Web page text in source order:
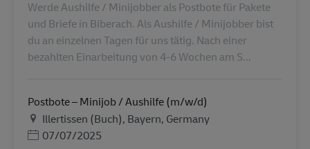
Werde Aushilfe / Minijobber als Postbote für Pakete
und Briefe in Biberach. Als Aushilfe / Minijobber bist
du an einzelnen Tagen für uns tätig. Nach einer
bezahlten Einarbeitung von 4-6 Wochen am S...
Postbote – Minijob / Aushilfe (m/w/d)
Τοποθεσία
Illertissen (Buch), Bayern, Germany
Ημερομηνία Ανάρτησης
07/07/2025